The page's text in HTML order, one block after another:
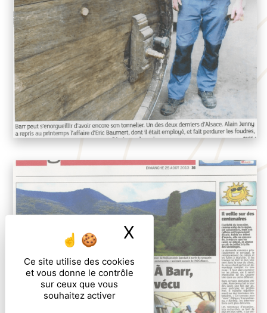
Ce site utilise des cookies
et vous donne le contrôle
sur ceux que vous
souhaitez activer
X Masquer le